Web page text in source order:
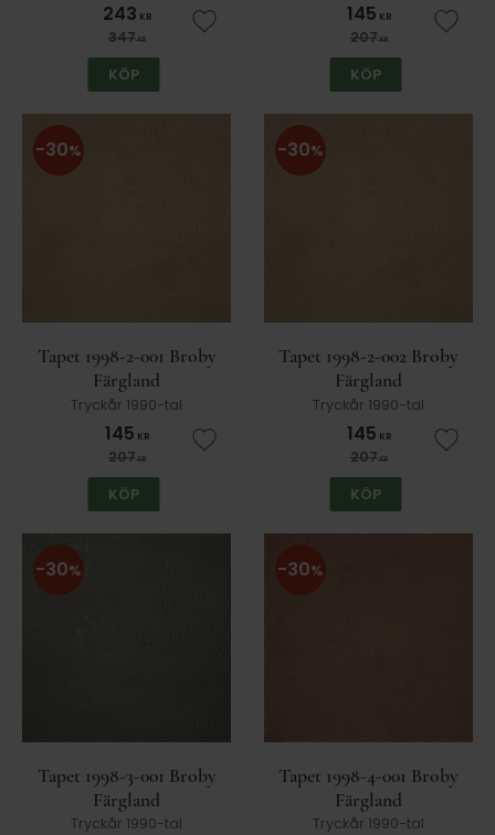
243 KR
347KR Lägg till i favoriter
KÖP
145 KR
207KR Lägg
KÖP
Tapet 1998-2-001 Broby
Färgland
Tryckår 1990-tal
145 KR
207KR
30%
Lägg till i favoriter
KÖP
Tapet 1998-2-002 Broby
Färgland
Tryckår 1990-tal
145 KR
207KR
30%
Lägg
KÖP
Tapet 1998-3-001 Broby
Färgland
Tryckår 1990-tal
30%
Tapet 1998-4-001 Broby
Färgland
Tryckår 1990-tal
30%